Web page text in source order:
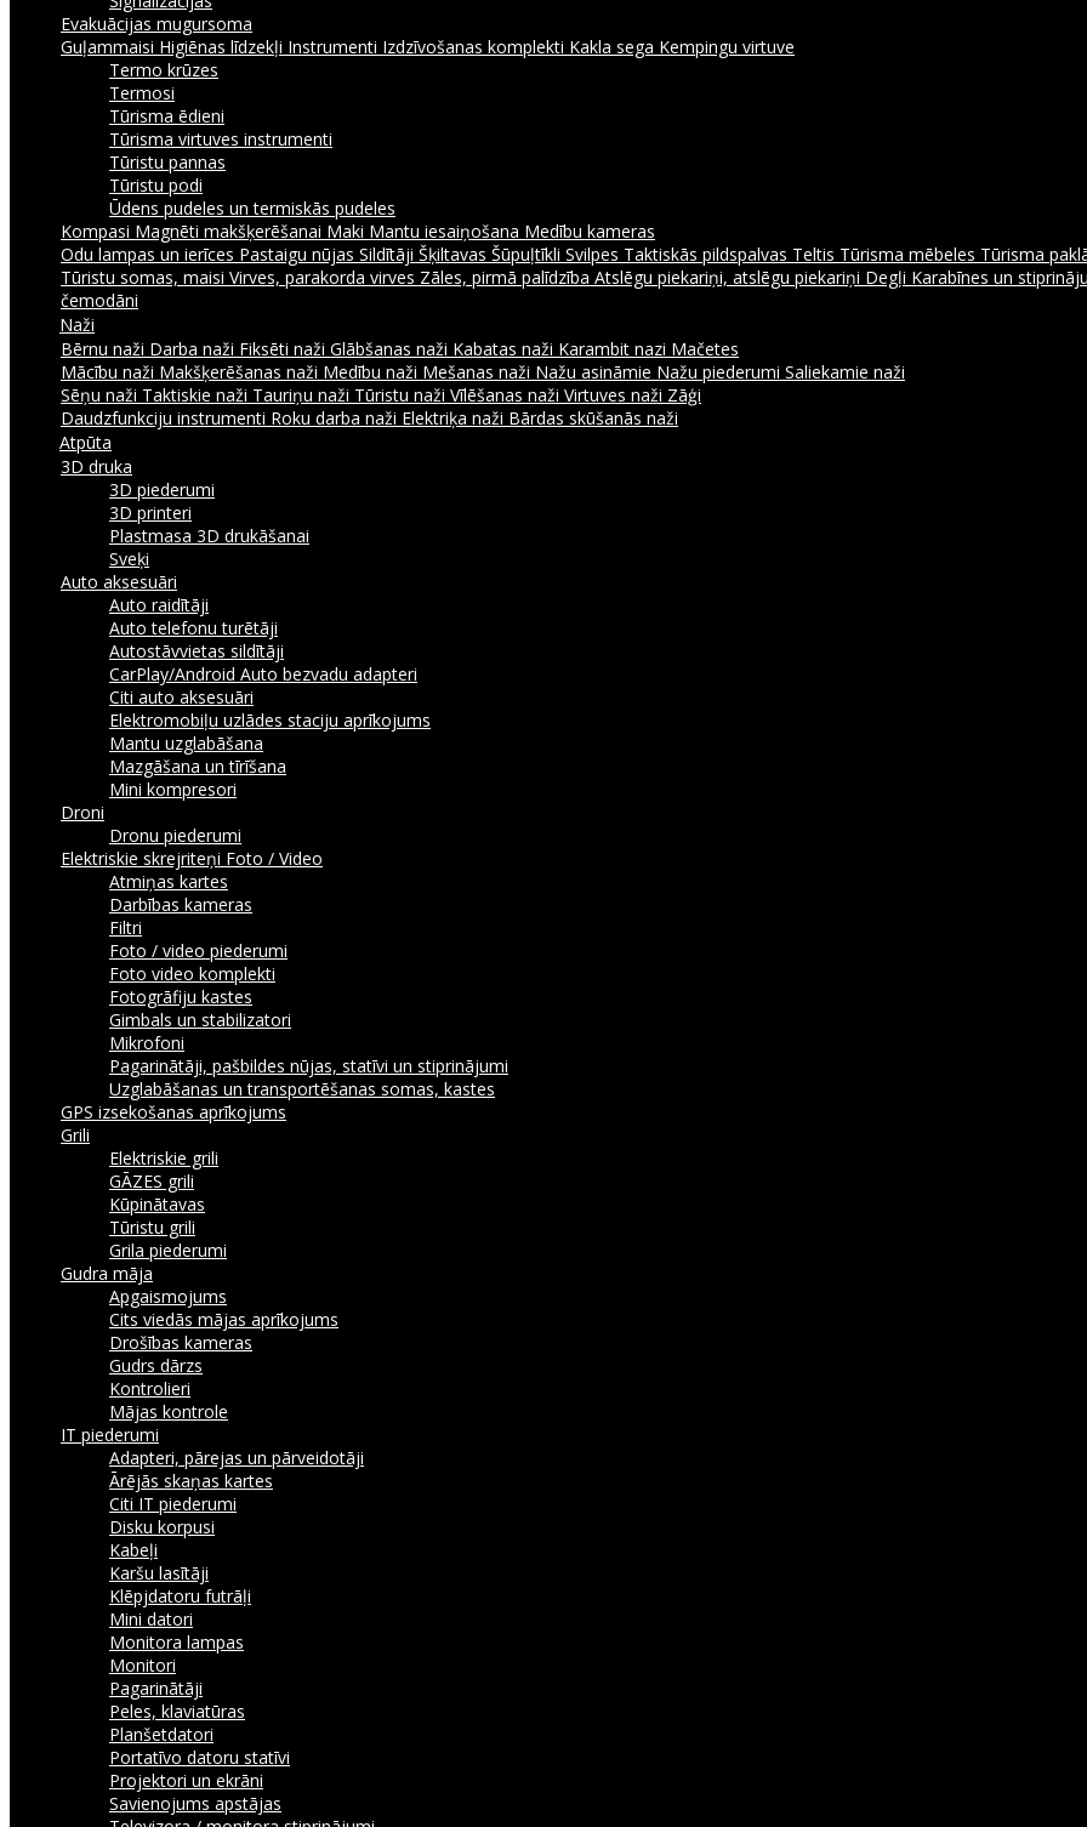
Evakuācijas mugursoma
Guļammaisi Higiēnas līdzekļi Instrumenti Izdzīvošanas komplekti Kakla sega Kempingu virtuve
Termo krūzes
Termosi
Tūrisma ēdieni
Tūrisma virtuves instrumenti
Tūristu pannas
Tūristu podi
Ūdens pudeles un termiskās pudeles
Kompasi Magnēti makšķerēšanai Maki Mantu iesaiņošana Medību kameras
Odu lampas un ierīces Pastaigu nūjas Sildītāji Šķiltavas Šūpuļtīkli Svilpes Taktiskās pildspalvas Teltis Tūrisma mēbeles Tūrisma
Tūristu somas, maisi Virves, parakorda virves Zāles, pirmā palīdzība Atslēgu piekariņi, atslēgu piekariņi Degļi Karabīnes un
čemodāni
Naži
Bērnu naži Darba naži Fiksēti naži Glābšanas naži Kabatas naži Karambit nazi Mačetes
Mācību naži Makšķerēšanas naži Medību naži Mešanas naži Nažu asināmie Nažu piederumi Saliekamie naži
Sēņu naži Taktiskie naži Tauriņu naži Tūristu naži Vīlēšanas naži Virtuves naži Zāģi
Daudzfunkciju instrumenti Roku darba naži Elektriķa naži Bārdas skūšanās naži
Atpūta
3D druka
3D piederumi
3D printeri
Plastmasa 3D drukāšanai
Sveķi
Auto aksesuāri
Auto raidītāji
Auto telefonu turētāji
Autostāvvietas sildītāji
CarPlay/Android Auto bezvadu adapteri
Citi auto aksesuāri
Elektromobiļu uzlādes staciju aprīkojums
Mantu uzglabāšana
Mazgāšana un tīrīšana
Mini kompresori
Droni
Dronu piederumi
Elektriskie skrejriteņi Foto / Video
Atmiņas kartes
Darbības kameras
Filtri
Foto / video piederumi
Foto video komplekti
Fotogrāfiju kastes
Gimbals un stabilizatori
Mikrofoni
Pagarinātāji, pašbildes nūjas, statīvi un stiprinājumi
Uzglabāšanas un transportēšanas somas, kastes
GPS izsekošanas aprīkojums
Grili
Elektriskie grili
GĀZES grili
Kūpinātavas
Tūristu grili
Grila piederumi
Gudra māja
Apgaismojums
Cits viedās mājas aprīkojums
Drošības kameras
Gudrs dārzs
Kontrolieri
Mājas kontrole
IT piederumi
Adapteri, pārejas un pārveidotāji
Ārējās skaņas kartes
Citi IT piederumi
Disku korpusi
Kabeļi
Karšu lasītāji
Klēpjdatoru futrāļi
Mini datori
Monitora lampas
Monitori
Pagarinātāji
Peles, klaviatūras
Planšetdatori
Portatīvo datoru statīvi
Projektori un ekrāni
Savienojums apstājas